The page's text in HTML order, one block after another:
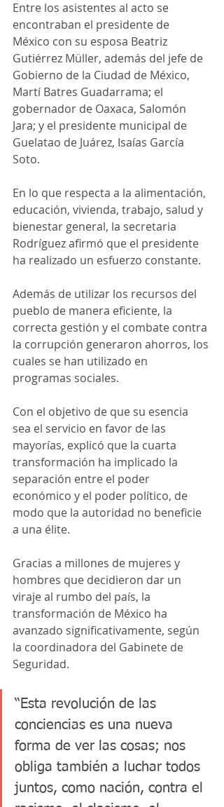
Entre los asistentes al acto se
encontraban el presidente de
México con su esposa Beatriz
Gutiérrez Müller, además del jefe de
Gobierno de la Ciudad de México,
Martí Batres Guadarrama; el
gobernador de Oaxaca, Salomón
Jara; y el presidente municipal de
Guelatao de Juárez, Isaías García
Soto.
En lo que respecta a la alimentación,
educación, vivienda, trabajo, salud y
bienestar general, la secretaria
Rodríguez afirmó que el presidente
ha realizado un esfuerzo constante.
Además de utilizar los recursos del
pueblo de manera eficiente, la
correcta gestión y el combate contra
la corrupción generaron ahorros, los
cuales se han utilizado en
programas sociales.
Con el objetivo de que su esencia
sea el servicio en favor de las
mayorías, explicó que la cuarta
transformación ha implicado la
separación entre el poder
económico y el poder político, de
modo que la autoridad no beneficie
a una élite.
Gracias a millones de mujeres y
hombres que decidieron dar un
viraje al rumbo del país, la
transformación de México ha
avanzado significativamente, según
la coordinadora del Gabinete de
Seguridad.
“Esta revolución de las
conciencias es una nueva
forma de ver las cosas; nos
obliga también a luchar todos
juntos, como nación, contra el